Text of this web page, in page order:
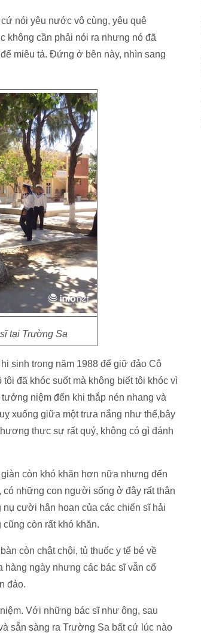
nói yêu nước vô cùng, yêu quê
không cần phải nói ra nhưng nó đã
miêu tả. Đứng ở bên này, nhìn sang
tại Trường Sa
sinh trong năm 1988 để giữ đảo Cô
đã khóc suốt mà không biết tôi khóc vì
niệm đến khi thắp nén nhang và
xuống giữa một trưa nắng như thế,bây
thực sự rất quý, không có gì đánh
còn khó khăn hơn nữa nhưng đến
những con người sống ở đây rất thân
cười hân hoan của các chiến sĩ hải
còn rất khó khăn.
còn chật chội, tủ thuốc y tế bé về
hàng ngày nhưng các bác sĩ vẫn cố
đảo.
Với những bác sĩ như ông, sau
sẵn sàng ra Trường Sa bất cứ lúc nào